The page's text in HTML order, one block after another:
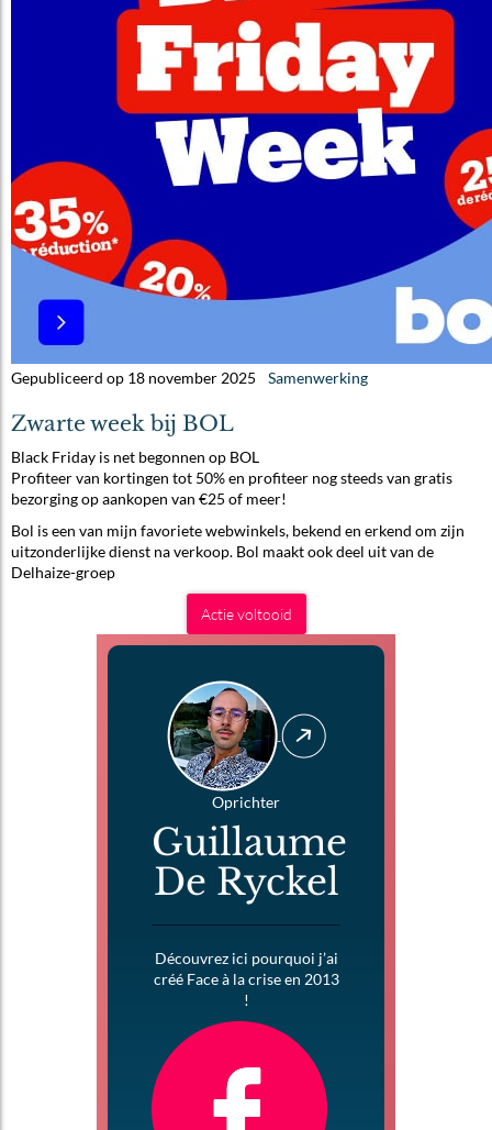
Gepubliceerd op 18 november 2025 Samenwerking
Zwarte week bij BOL
Black Friday is net begonnen op BOL
Profiteer van kortingen tot 50% en profiteer nog steeds van gratis
bezorging op aankopen van €25 of meer!
Bol is een van mijn favoriete webwinkels, bekend en erkend om zijn
uitzonderlijke dienst na verkoop. Bol maakt ook deel uit van de
Delhaize-groep
Actie voltooid
Oprichter
Guillaume
De Ryckel
Découvrez ici pourquoi j’ai
créé Face à la crise en 2013
!